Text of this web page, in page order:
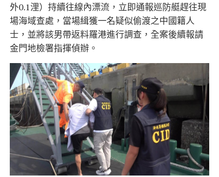
外0.1浬）持續往線內漂流，立即通報巡防艇趕往現
場海域查處，當場緝獲一名疑似偷渡之中國籍人
士，並將該男帶返料羅港進行調查，全案後續報請
金門地檢署指揮偵辦。